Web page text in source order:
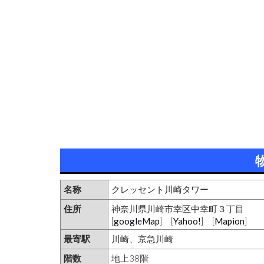
名称
クレッセント川崎タワー
住所
神奈川県川崎市幸区中幸町３丁目
[googleMap] [Yahoo!] [Mapion]
最寄駅
川崎、京急川崎
階数
地上38階